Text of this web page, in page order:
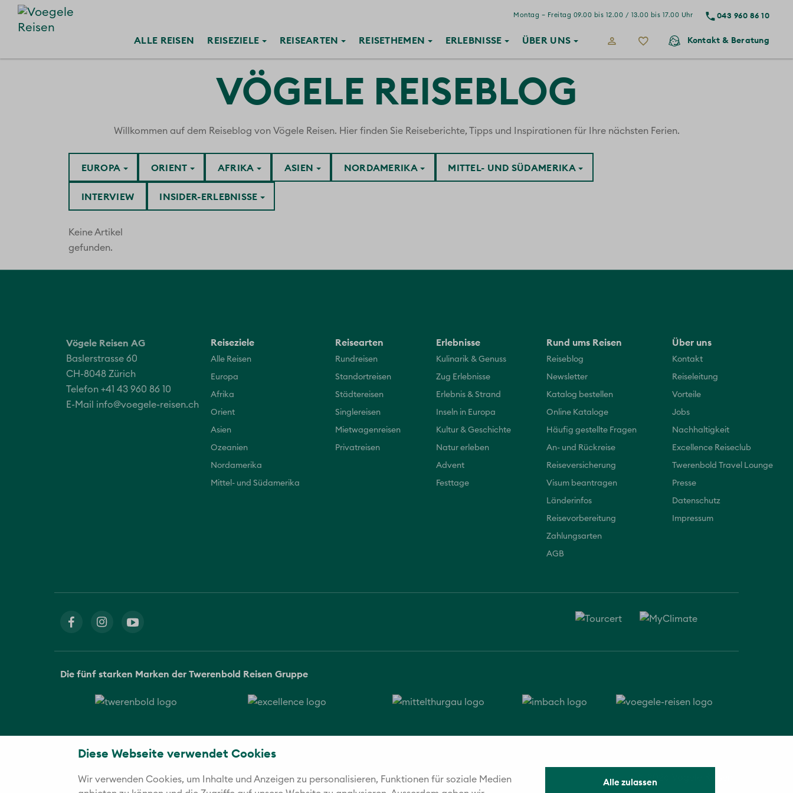
Diese Webseite verwendet Cookies
Wir verwenden Cookies, um Inhalte und Anzeigen zu personalisieren, Funktionen für soziale Medien
Alle zulassen
043 960 86 10
Montag – Freitag 09.00 bis 12.00 / 13.00 bis 17.00 Uhr
ALLE REISEN REISEZIELE REISEARTEN REISETHEMEN ERLEBNISSE ÜBER UNS Kontakt & Beratung
VÖGELE REISEBLOG
Willkommen auf dem Reiseblog von Vögele Reisen. Hier finden Sie Reiseberichte, Tipps und Inspirationen für Ihre nächsten Ferien.
AFRIKA ASIEN
EUROPA
INSIDER-ERLEBNISSE
INTERVIEW
MITTEL- UND SÜDAMERIKA
NORDAMERIKA
ORIENT
Keine Artikel
gefunden.
Vögele Reisen AG
Baslerstrasse 60
CH-8048 Zürich
Telefon +41 43 960 86 10
E-Mail info@voegele-reisen.ch
Reiseziele
Alle Reisen
Europa
Afrika
Orient
Asien
Ozeanien
Nordamerika
Mittel- und Südamerika
Reisearten
Rundreisen
Standortreisen
Städtereisen
Singlereisen
Mietwagenreisen
Privatreisen
Erlebnisse
Kulinarik & Genuss
Zug Erlebnisse
Erlebnis & Strand
Inseln in Europa
Kultur & Geschichte
Natur erleben
Advent
Festtage
Rund ums Reisen
Reiseblog
Newsletter
Katalog bestellen
Online Kataloge
Häufig gestellte Fragen
An- und Rückreise
Reiseversicherung
Visum beantragen
Länderinfos
Reisevorbereitung
Zahlungsarten
AGB
Über uns
Kontakt
Reiseleitung
Vorteile
Jobs
Nachhaltigkeit
Excellence Reiseclub
Twerenbold Travel Lounge
Presse
Datenschutz
Impressum
Die fünf starken Marken der Twerenbold Reisen Gruppe